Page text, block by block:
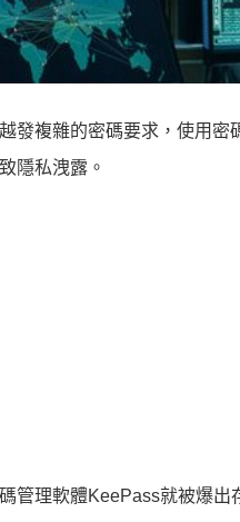
發複雜的密碼要求，使用
隱私洩露。
管理軟體KeePass就被爆出